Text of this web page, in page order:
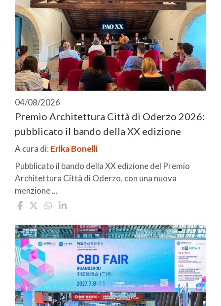
04/08/2026
Premio Architettura Città di Oderzo 2026:
pubblicato il bando della XX edizione
A cura di: Erika Bonelli
Pubblicato il bando della XX edizione del Premio
Architettura Città di Oderzo, con una nuova
menzione ...